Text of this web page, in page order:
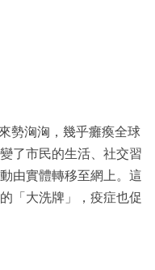
勢洶洶，幾乎癱瘓全球
了市民的生活、社交習
由實體轉移至網上。這
「大洗牌」，疫症也促